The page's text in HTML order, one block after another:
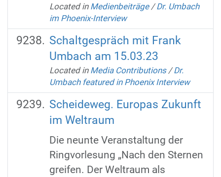
Located in Medienbeiträge /Dr. Umbach
im Phoenix-Interview
Schaltgespräch mit Frank
Umbach am 15.03.23
Located in Media Contributions /Dr.
Umbach featured in Phoenix Interview
Scheideweg. Europas Zukunft
im Weltraum
Die neunte Veranstaltung der
Ringvorlesung „Nach den Sternen
greifen. Der Weltraum als